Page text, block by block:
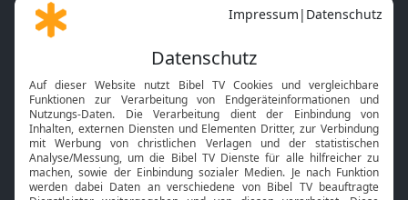
Gott und Bibel erklärt
Neuigkeiten
Mobile App
Smart TV
HbbTV
Bibelthek Online-Bibel
Nächster Gottesdienst